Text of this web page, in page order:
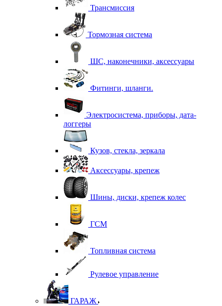
Трансмиссия
Тормозная система
ШС, наконечники, аксессуары
Фитинги, шланги.
Электросистема, приборы, дата-
логгеры
Кузов, стекла, зеркала
Аксессуары, крепеж
Шины, диски, крепеж колес
ГСМ
Топливная система
Рулевое управление
ГАРАЖ